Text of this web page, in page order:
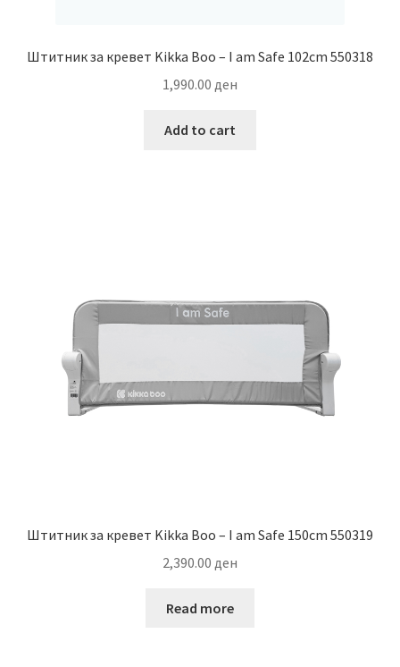
Штитник за кревет Kikka Boo – I am Safe 102cm 550318
1,990.00 ден
Add to cart
Штитник за кревет Kikka Boo – I am Safe 150cm 550319
2,390.00 ден
Read more